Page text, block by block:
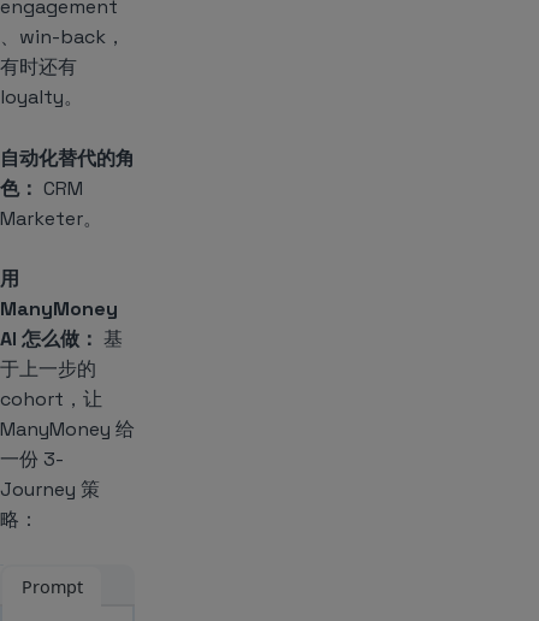
engagement
、win-back，
有时还有
loyalty。
自动化替代的角
色： CRM
Marketer。
用
ManyMoney
AI 怎么做： 基
于上一步的
cohort，让
ManyMoney 给
一份 3-
Journey 策
略：
Prompt